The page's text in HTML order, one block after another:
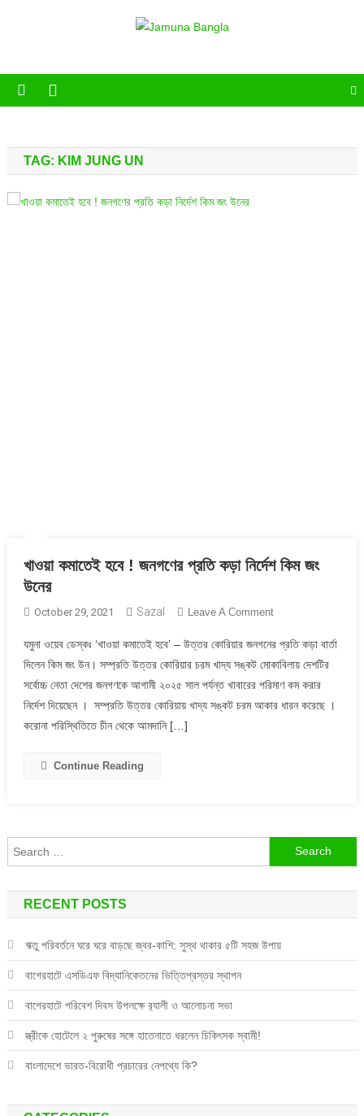
TAG: KIM JUNG UN
খাওয়া কমাতেই হবে ! জনগণের প্রতি কড়া নির্দেশ কিম জং
উনের
October 29, 2021 Sazal Leave A CommentOn
কমাতেই
হবে
!
জনগণের
যমুনা ওয়েব ডেস্কঃ ‘খাওয়া কমাতেই হবে’ – উত্তর কোরিয়ার জনগনের প্রতি কড়া বার্তা
দিলেন কিম জং উন। সম্প্রতি উত্তর কোরিয়ার চরম খাদ্য সঙ্কট মোকাবিলায় দেশটির
সর্বোচ্চ নেতা দেশের জনগণকে আগামী ২০২৫ সাল পর্যন্ত খাবারের পরিমাণ কম করার
নির্দেশ দিয়েছেন । সম্প্রতি উত্তর কোরিয়ায় খাদ্য সঙ্কট চরম আকার ধারন করেছে ।
করোনা পরিস্থিতিতে চীন থেকে আমদানি […]
Continue Reading
Search
for:
RECENT POSTS
ঋতু পরিবর্তনে ঘরে ঘরে বাড়ছে জ্বর-কাশি: সুস্থ থাকার ৫টি সহজ উপায়
বাগেরহাটে এসডিএফ বিদ্যানিকেতনের ভিত্তিপ্রস্তর স্থাপন
বাগেরহাটে পরিবেশ দিবস উপলক্ষে র‌্যালী ও আলোচনা সভা
স্ত্রীকে হোটেলে ২ পুরুষের সঙ্গে হাতেনাতে ধরলেন চিকিৎসক স্বামী!
বাংলাদেশে ভারত-বিরোধী প্রচারের নেপথ্যে কি?